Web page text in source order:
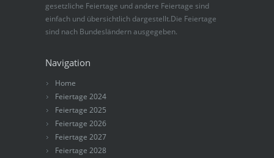
gesetzliche Feiertage und andere Feiertage sind
einfach und übersichtlich dargestellt.Die Feiertage
sind nach Bundesländern ausgegeben.
Navigation
Home
Feiertage 2024
Feiertage 2025
Feiertage 2026
Feiertage 2027
Feiertage 2028